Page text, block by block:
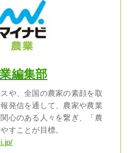
編集部
や、全国の農家の素顔を取
発信を通して、農家や農業
心のある人々を繋ぎ、「農
すことが目標。